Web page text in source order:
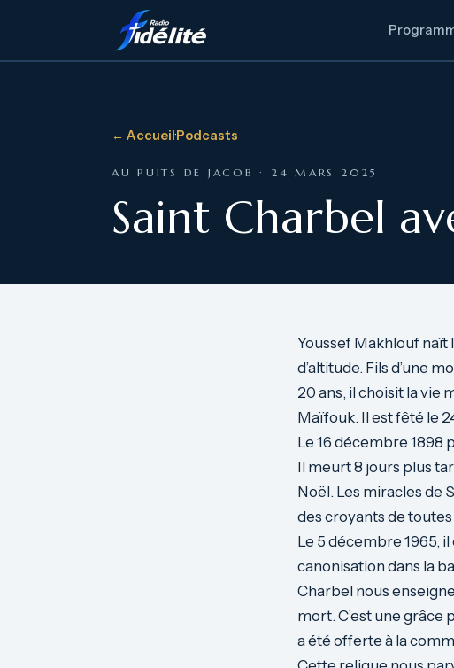
← Accueil·Podcasts
AU PUITS DE JACOB · 24 MARS 2025
Saint Charbel
Youssef Makhlouf naît
d’altitude. Fils d’une
20 ans, il choisit la vie
Maïfouk. Il est fêté le
Le 16 décembre 1898
Il meurt 8 jours plus
Noël. Les miracles de
des croyants de
Le 5 décembre 1965,
canonisation dans la
Charbel nous
mort. C’est une grâce
a été offerte à la